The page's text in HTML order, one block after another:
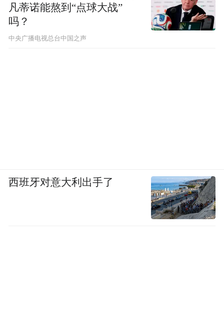
凡蒂诺能熬到“点球大战”
吗？
中央广播电视总台中国之声
西班牙对意大利出手了